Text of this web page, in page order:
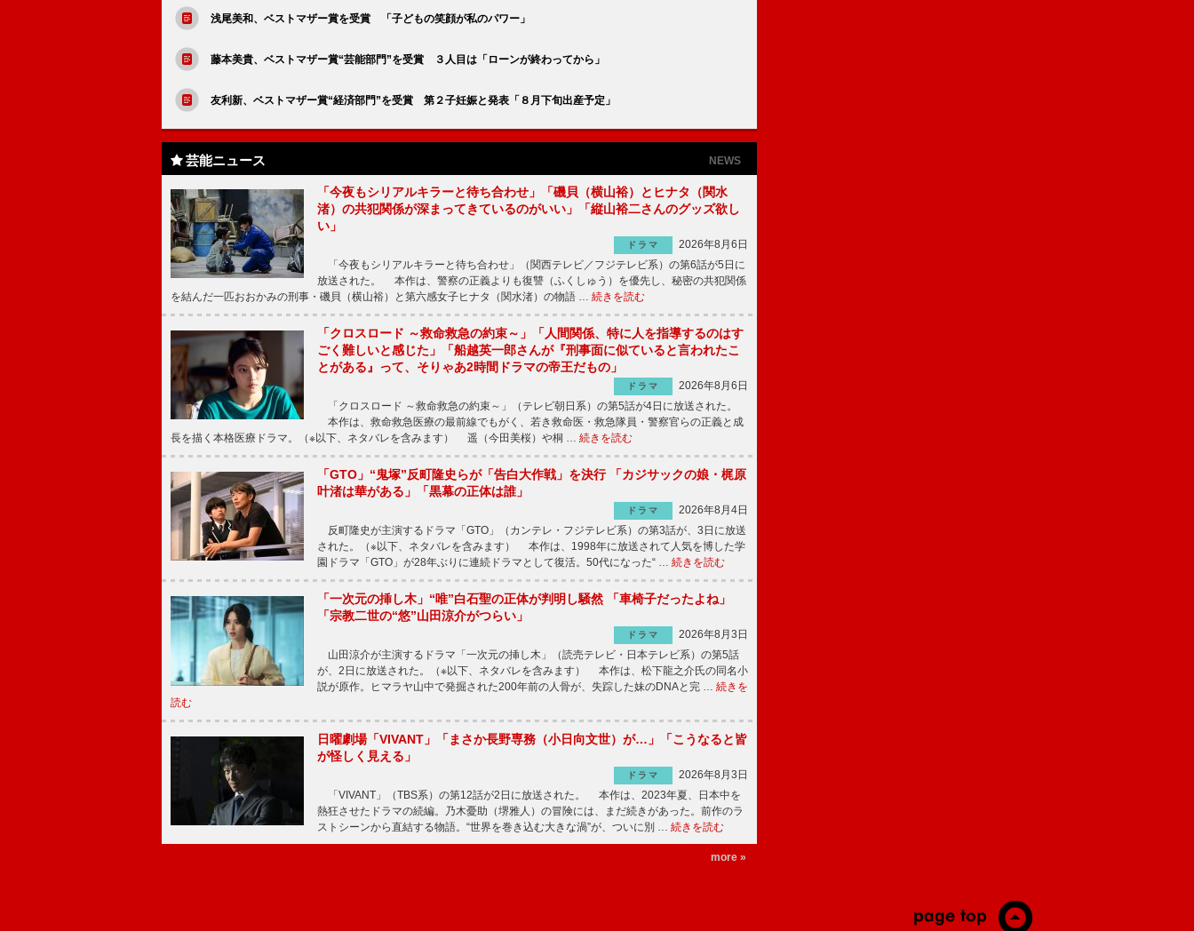
浅尾美和、ベストマザー賞を受賞 「子どもの笑顔が私のパワー」
藤本美貴、ベストマザー賞“芸能部門”を受賞 ３人目は「ローンが終わってから」
友利新、ベストマザー賞“経済部門”を受賞 第２子妊娠と発表「８月下旬出産予定」
芸能ニュース NEWS
「今夜もシリアルキラーと待ち合わせ」「磯貝（横山裕）とヒナタ（関水
渚）の共犯関係が深まってきているのがいい」「縦山裕二さんのグッズ欲し
い」
ドラマ
2026年8月6日
「今夜もシリアルキラーと待ち合わせ」（関西テレビ／フジテレビ系）の第6話が5日に
放送された。 本作は、警察の正義よりも復讐（ふくしゅう）を優先し、秘密の共犯関係
を結んだ一匹おおかみの刑事・磯貝（横山裕）と第六感女子ヒナタ（関水渚）の物語 … 続きを読む
「クロスロード ～救命救急の約束～」「人間関係、特に人を指導するのはす
ごく難しいと感じた」「船越英一郎さんが『刑事面に似ていると言われたこ
とがある』って、そりゃあ2時間ドラマの帝王だもの」
ドラマ
2026年8月6日
「クロスロード ～救命救急の約束～」（テレビ朝日系）の第5話が4日に放送された。
本作は、救命救急医療の最前線でもがく、若き救命医・救急隊員・警察官らの正義と成
長を描く本格医療ドラマ。（※以下、ネタバレを含みます） 遥（今田美桜）や桐 … 続きを読む
「GTO」“鬼塚”反町隆史らが「告白大作戦」を決行 「カジサックの娘・梶原
叶渚は華がある」「黒幕の正体は誰」
ドラマ
2026年8月4日
反町隆史が主演するドラマ「GTO」（カンテレ・フジテレビ系）の第3話が、3日に放送
された。（※以下、ネタバレを含みます） 本作は、1998年に放送されて人気を博した学
園ドラマ「GTO」が28年ぶりに連続ドラマとして復活。50代になった“ … 続きを読む
「一次元の挿し木」“唯”白石聖の正体が判明し騒然 「車椅子だったよね」
「宗教二世の“悠”山田涼介がつらい」
ドラマ
2026年8月3日
山田涼介が主演するドラマ「一次元の挿し木」（読売テレビ・日本テレビ系）の第5話
が、2日に放送された。（※以下、ネタバレを含みます） 本作は、松下龍之介氏の同名小
説が原作。ヒマラヤ山中で発掘された200年前の人骨が、失踪した妹のDNAと完 … 続きを
読む
日曜劇場「VIVANT」「まさか長野専務（小日向文世）が…」「こうなると皆
が怪しく見える」
ドラマ
2026年8月3日
「VIVANT」（TBS系）の第12話が2日に放送された。 本作は、2023年夏、日本中を
熱狂させたドラマの続編。乃木憂助（堺雅人）の冒険には、まだ続きがあった。前作のラ
ストシーンから直結する物語。“世界を巻き込む大きな渦”が、ついに別 … 続きを読む
more »